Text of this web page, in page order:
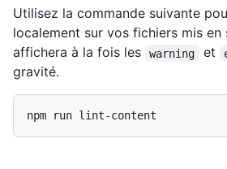
Utilisez la commande suivante
localement sur vos fichiers mis en
affichera à la fois les
warning et
gravité.